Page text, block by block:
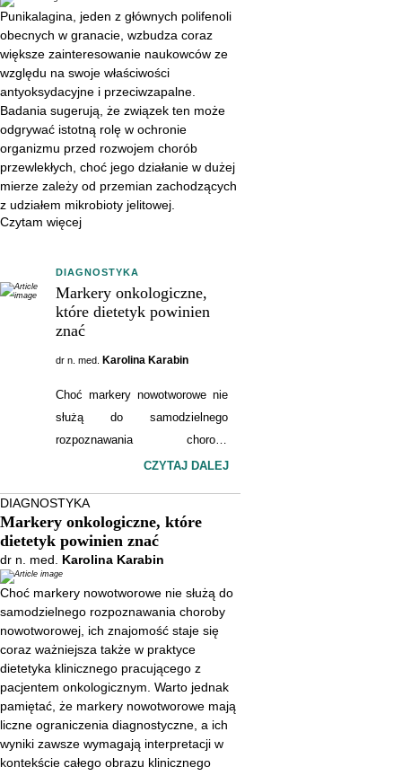
chorób przewlekłych, choć jego
działanie w dużej mierze zależy
od przemian zachodzących z
udziałem mikrobioty jelitowej.
Punikalagina, jeden z głównych polifenoli
obecnych w granacie, wzbudza coraz
większe zainteresowanie naukowców ze
względu na swoje właściwości
antyoksydacyjne i przeciwzapalne.
Badania sugerują, że związek ten może
odgrywać istotną rolę w ochronie
organizmu przed rozwojem chorób
przewlekłych, choć jego działanie w dużej
mierze zależy od przemian zachodzących
z udziałem mikrobioty jelitowej.
Czytam więcej
DIAGNOSTYKA
Markery onkologiczne,
które dietetyk powinien
znać
dr n. med. Karolina Karabin
Choć markery nowotworowe nie
służą do samodzielnego
rozpoznawania choroby
nowotworowej, ich znajomość
w praktyce dietetyka klinicznego
pracującego z pacjentem
onkologicznym. Warto jednak
pamiętać, że markery
nowotworowe mają liczne
ograniczenia diagnostyczne, a
ich wyniki zawsze wymagają
interpretacji w kontekście całego
obrazu klinicznego pacjenta.
CZYTAJ DALEJ
DIAGNOSTYKA
Markery onkologiczne, które
dietetyk powinien znać
dr n. med. Karolina Karabin
Choć markery nowotworowe nie służą do
samodzielnego rozpoznawania choroby
nowotworowej, ich znajomość staje się
coraz ważniejsza także w praktyce
dietetyka klinicznego pracującego z
pacjentem onkologicznym. Warto jednak
pamiętać, że markery nowotworowe mają
liczne ograniczenia diagnostyczne, a ich
wyniki zawsze wymagają interpretacji w
kontekście całego obrazu klinicznego